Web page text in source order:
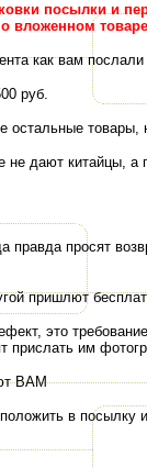
посылки и
вложенном
как вам
руб.
остальные товары,
не дают китайцы, а
правда просят
пришлют
это
прислать им
ВАМ
в посылку